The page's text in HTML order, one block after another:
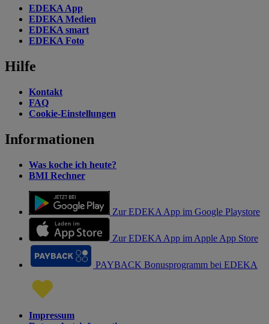
EDEKA App
EDEKA Medien
EDEKA smart
EDEKA Foto
Hilfe
Kontakt
FAQ
Cookie-Einstellungen
Informationen
Was koche ich heute?
BMI Rechner
Zur EDEKA App im Google Playstore
Zur EDEKA App im Apple App Store
PAYBACK Bonusprogramm bei EDEKA
Impressum